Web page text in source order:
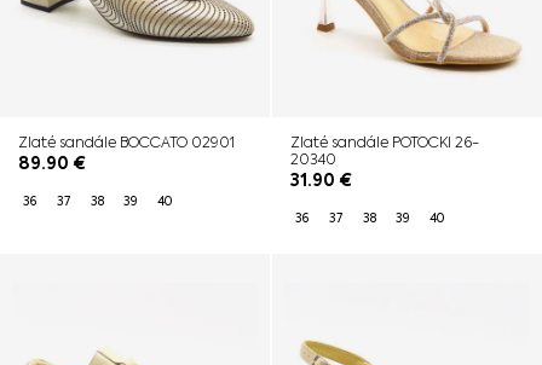
Zlaté sandále BOCCATO 02901
89.90 €
36 37 38 39 40
Zlaté sandále POTOCKI 26-
20340
31.90 €
36 37 38 39 40